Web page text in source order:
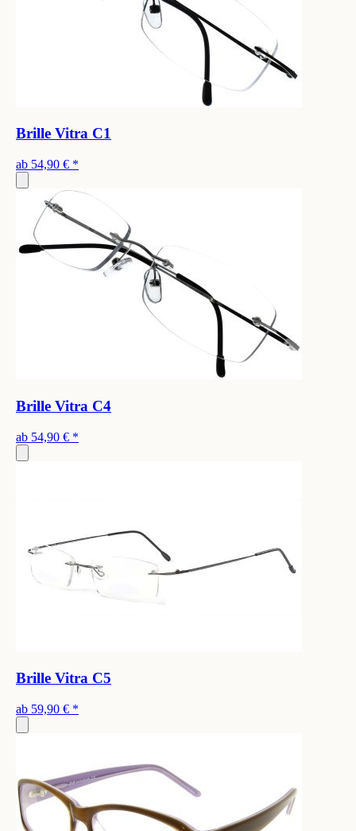
Brille Vitra C1
ab 54,90 € *
Brille Vitra C4
ab 54,90 € *
Brille Vitra C5
ab 59,90 € *